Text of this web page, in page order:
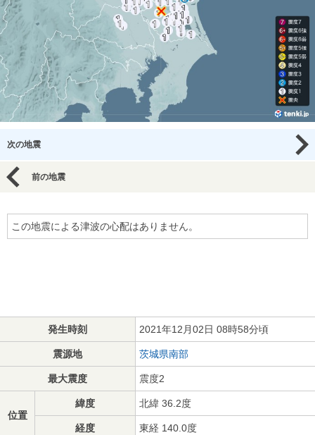
次の地震
前の地震
この地震による津波の心配はありません。
発生時刻 2021年12月02日 08時58分頃
震源地 茨城県南部
最大震度 震度2
位置
緯度 北緯 36.2度
経度 東経 140.0度